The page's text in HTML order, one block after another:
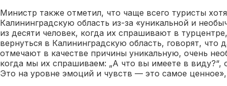
Министр также отметил, что чаще всего туристы
Калининградскую область из-за «уникальной и
из десяти человек, когда их спрашивают в
вернуться в Калининградскую область, говорят, что
отмечают в качестве причины уникальную, очень
когда мы их спрашиваем: „А что вы имеете в виду?“,
Это на уровне эмоций и чувств — это самое